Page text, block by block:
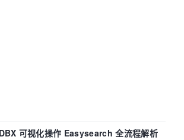
可视化操作 Easysearch 全流程解析